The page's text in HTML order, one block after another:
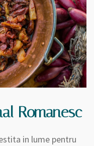
Romanesc
in lume pentru